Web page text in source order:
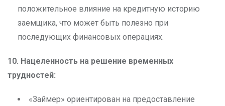
положительное влияние на кредитную историю
заемщика, что может быть полезно при
последующих финансовых операциях.
10. Нацеленность на решение временных
трудностей:
«Займер» ориентирован на предоставление